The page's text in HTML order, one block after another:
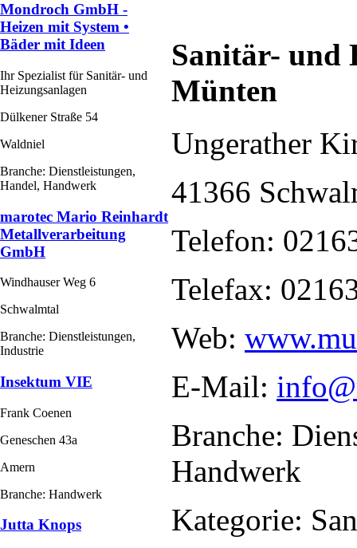
Mondroch GmbH -
Heizen mit System •
Bäder mit Ideen
Ihr Spezialist für Sanitär- und
Heizungsanlagen
Dülkener Straße 54
Waldniel
Branche: Dienstleistungen,
Handel, Handwerk
marotec Mario Reinhardt
Metallverarbeitung
GmbH
Windhauser Weg 6
Schwalmtal
Branche: Dienstleistungen,
Industrie
Insektum VIE
Frank Coenen
Geneschen 43a
Amern
Branche: Handwerk
Jutta Knops
Sanitär- und
Münten
Ungerather
41366
Telefon:
Telefax:
Web:
E-Mail:
Branche:
Handwerk
Kategorie: